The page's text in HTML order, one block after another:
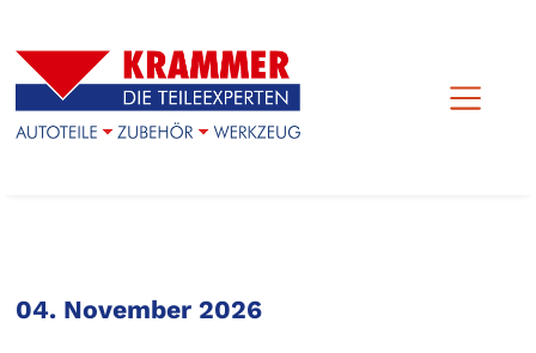
04. November 2026